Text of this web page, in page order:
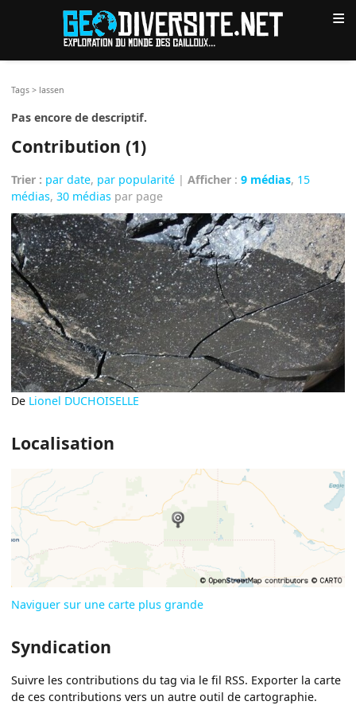
≡
Tags > lassen
Pas encore de descriptif.
Contribution (1)
Trier : par date, par popularité |Afficher :9 médias, 15
médias,30 médias par page
De Lionel DUCHOISELLE
Localisation
Naviguer sur une carte plus grande
Syndication
Suivre les contributions du tag via le fil RSS. Exporter la carte
de ces contributions vers un autre outil de cartographie.